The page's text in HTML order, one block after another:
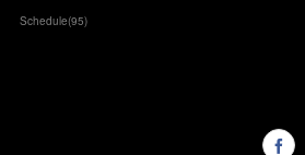
Schedule(95)